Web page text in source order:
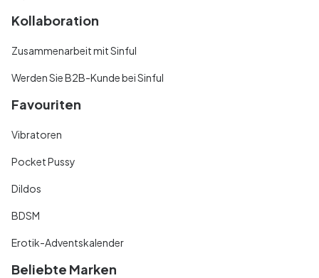
Kollaboration
Zusammenarbeit mit Sinful
Werden Sie B2B-Kunde bei Sinful
Favouriten
Vibratoren
Pocket Pussy
Dildos
BDSM
Erotik-Adventskalender
Beliebte Marken